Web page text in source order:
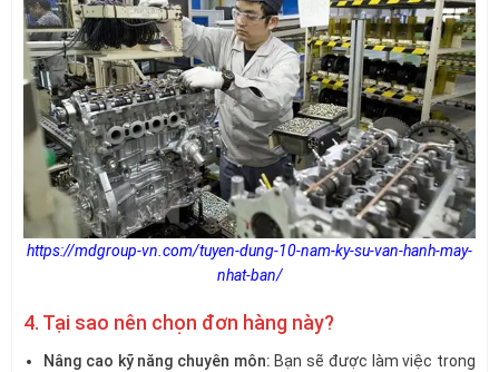
https://mdgroup-vn.com/tuyen-dung-10-nam-ky-su-van-hanh-may-
nhat-ban/
4. Tại sao nên chọn đơn hàng này?
Nâng cao kỹ năng chuyên môn: Bạn sẽ được làm việc trong